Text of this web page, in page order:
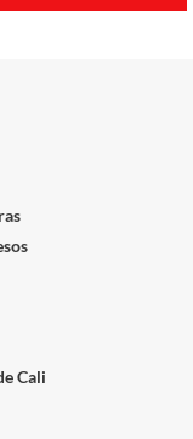
Cali